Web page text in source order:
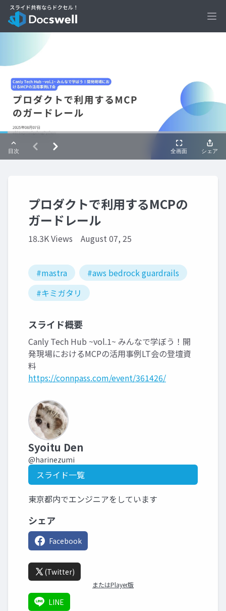
プロダクトで利用するMCPの
ガードレール
18.3K Views August 07, 25
#mastra
#aws bedrock guardrails
#キミガタリ
スライド概要
Canly Tech Hub ~vol.1~ みんなで学ぼう！開
発現場におけるMCPの活用事例LT会の登壇資
料
https://connpass.com/event/361426/
Syoitu Den
@harinezumi
スライド一覧
東京都内でエンジニアをしています
シェア
Facebook
(Twitter)
またはPlayer版
LINE